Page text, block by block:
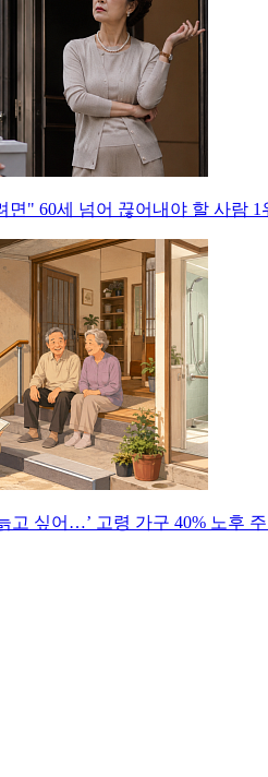
면" 60세 넘어 끊어내야 할 사람 1
고 싶어…’ 고령 가구 40% 노후